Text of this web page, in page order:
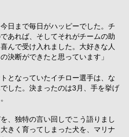
日まで毎日がハッピーでした。チ
あれば、そしてそれがチームの助
んで受け入れました。大好きな人
決断ができたと思っています」
となっていたイチロー選手は、な
した。決まったのは3月、手を挙げ
、独特の言い回しでこう語りまし
きく育ってしまった犬を、マリナ